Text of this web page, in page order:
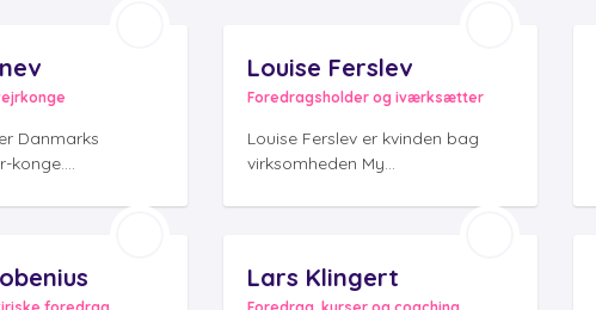
Danmarks
konge....
Louise Ferslev
Foredragsholder og iværksætter
Louise Ferslev er kvinden bag
virksomheden My...
Lars Klingert